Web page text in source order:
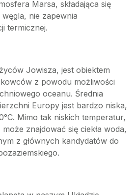
Marsa, składająca się
nie zapewnia
termicznej.
Jowisza, jest obiektem
z powodu możliwości
oceanu. Średnia
Europy jest bardzo niska,
Mimo tak niskich temperatur,
znajdować się ciekła woda,
z głównych kandydatów do